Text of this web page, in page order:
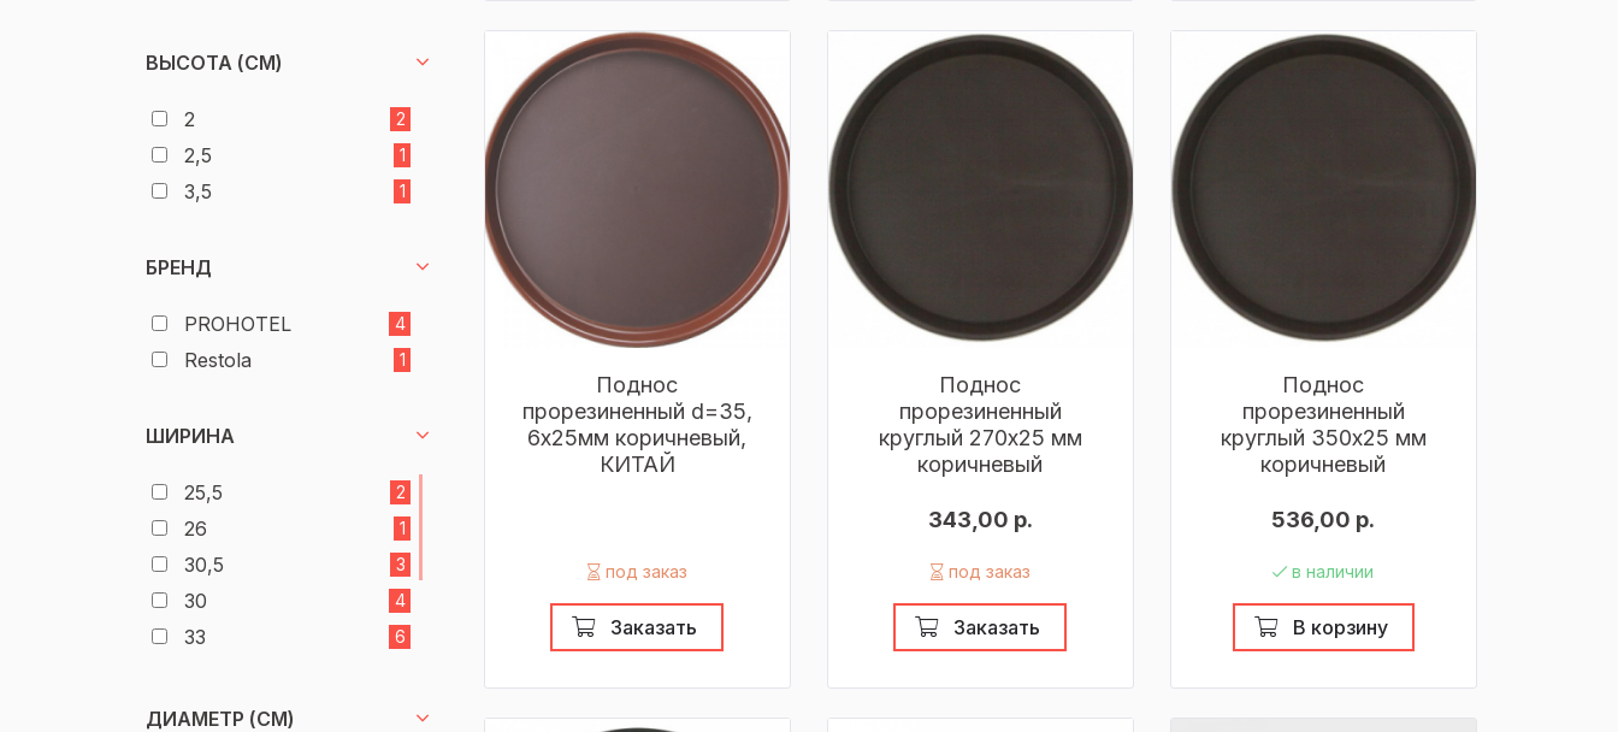
ВЫСОТА (СМ)
2 2
2,5 1
3,5 1
БРЕНД
PROHOTEL 4
Restola 1
ШИРИНА
25,5 2
26 1
30,5 3
30 4
33 6
36
ДИАМЕТР (СМ)
Поднос
прорезиненный d=35,
6х25мм коричневый,
КИТАЙ
под заказ
Заказать
Поднос
прорезиненный
круглый 270х25 мм
коричневый
343,00 р.
под заказ
Заказать
Поднос
прорезиненный
круглый 350х25 мм
коричневый
536,00 р.
в наличии
В корзину